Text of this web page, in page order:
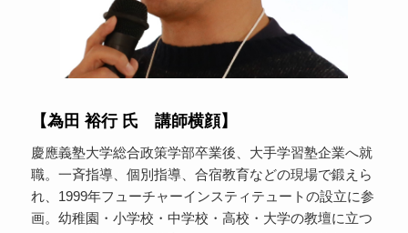
【為田 裕行 氏 講師横顔】
慶應義塾大学総合政策学部卒業後、大手学習塾企業へ就
職。一斉指導、個別指導、合宿教育などの現場で鍛えら
れ、1999年フューチャーインスティテュートの設立に参
画。幼稚園・小学校・中学校・高校・大学の教壇に立つ